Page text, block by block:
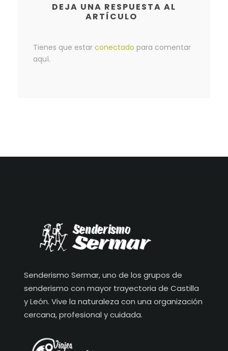
DEJA UNA RESPUESTA AL
ARTÍCULO
Tienes que estar conectado para comentar
aquí.
Senderismo Sermar, uno de los grupos de
senderismo con mayor trayectoria de Castilla
y León. Vive la naturaleza con una organización
cercana, profesional y cuidada.